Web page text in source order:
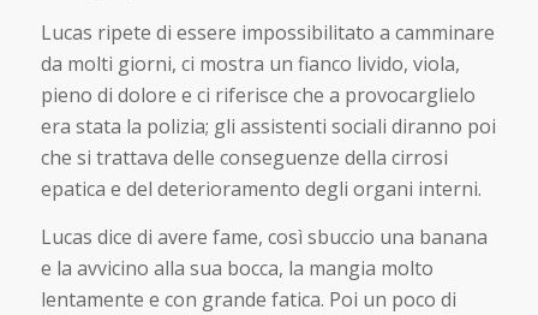
Lucas ripete di essere impossibilitato a camminare
da molti giorni, ci mostra un fianco livido, viola,
pieno di dolore e ci riferisce che a provocarglielo
era stata la polizia; gli assistenti sociali diranno poi
che si trattava delle conseguenze della cirrosi
epatica e del deterioramento degli organi interni.
Lucas dice di avere fame, così sbuccio una banana
e la avvicino alla sua bocca, la mangia molto
lentamente e con grande fatica. Poi un poco di